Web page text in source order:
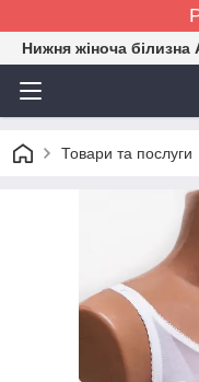
Нижня жіноча
Товари та послуги